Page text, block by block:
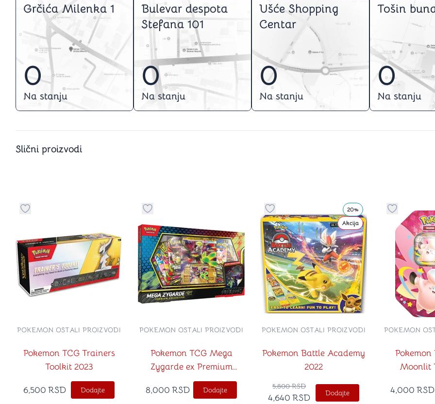
Grčića Milenka 1
0
Na stanju
Bulevar despota
Stefana 101
0
Na stanju
Ušće Shopping
Centar
0
Na stanju
Tošin
0
Na stanju
Slični proizvodi
Dugme za dodavanje stvari u kategoriju omiljeno
Pokemon TCG Trainers
Toolkit 2023
POKEMON OSTALI PROIZVODI
6,500 RSD Dodajte
Dugme za dodavanje stvari u kategoriju omiljeno
Pokemon TCG Mega
Zygarde ex Premium
Collection
POKEMON OSTALI PROIZVODI
8,000 RSD Dodajte
Dugme za dodavanje stvari u kategoriju
20%
Akcija
Pokemon Battle Academy
2022
POKEMON OSTALI PROIZVODI
5,800 RSD
4,640 RSD Dodajte
Dugme za
Pokemon
Moonlit
POKEMON
4,000 RSD